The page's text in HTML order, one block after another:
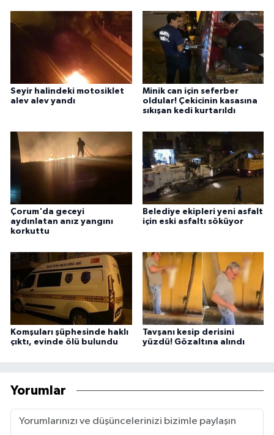
Seyir halindeki motosiklet
alev alev yandı
Minik can için seferber
oldular! Çekicinin kasasına
sıkışan kedi kurtarıldı
Çorum'da geceyi
aydınlatan anız yangını
korkuttu
Belediye ekipleri yeni asfalt
için eski asfaltı söküyor
Komşuları şüphesinde haklı
çıktı, evinde ölü bulundu
Tavşanı kesip derisini
yüzdü! Gözaltına alındı
Yorumlar